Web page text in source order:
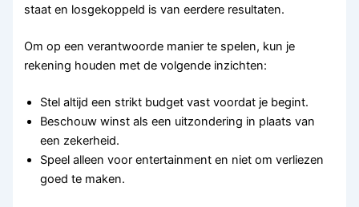
staat en losgekoppeld is van eerdere resultaten.
Om op een verantwoorde manier te spelen, kun je
rekening houden met de volgende inzichten:
Stel altijd een strikt budget vast voordat je begint.
Beschouw winst als een uitzondering in plaats van
een zekerheid.
Speel alleen voor entertainment en niet om verliezen
goed te maken.